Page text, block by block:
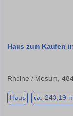
Haus zum Kaufen
Rheine / Mesum,
Haus ca. 243,19